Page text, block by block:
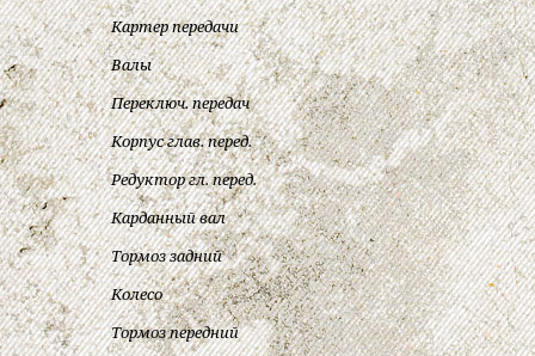
Картер передачи
Валы
Переключ. передач
Корпус глав. перед.
Редуктор гл. перед.
Карданный вал
Тормоз задний
Колесо
Тормоз передний